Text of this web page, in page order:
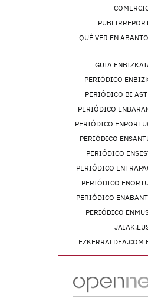
QUÉ VER EN
GUIA
PERIÓDICO
PERIÓDICO BI
PERIÓDICO
PERIÓDICO
PERIÓDICO
PERIÓDICO
PERIÓDICO
PERIÓDICO
PERIÓDICO
PERIÓDICO
EZKERRALDEA.COM